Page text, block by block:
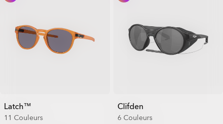
Latch™
11 Couleurs
Clifden
6 Couleurs